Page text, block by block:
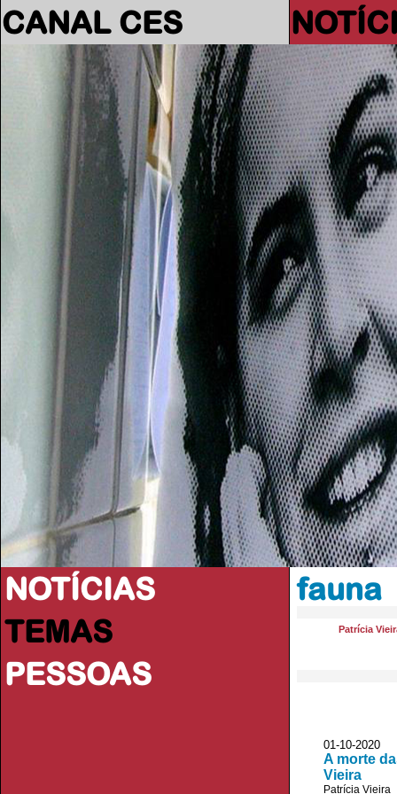
CANAL CES
NOTÍCIAS
TEMAS
PESSOAS
fauna
Patrícia
01-10-2020
A morte
Vieira
Patrícia Vieira